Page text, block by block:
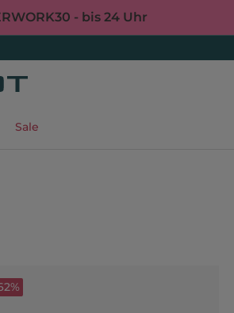
- bis 24 Uhr
Sale